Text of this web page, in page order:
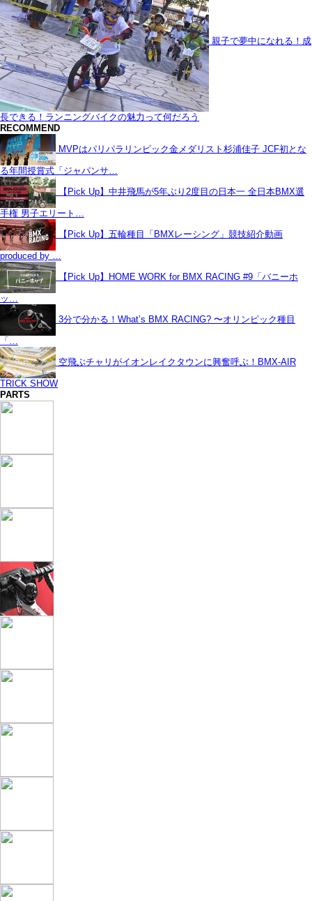
親子で夢中になれる！成
長できる！ランニングバイクの魅力って何だろう
RECOMMEND
MVPはパリパラリンピック金メダリスト杉浦佳子 JCF初とな
る年間授賞式「ジャパンサ…
【Pick Up】中井飛馬が5年ぶり2度目の日本一 全日本BMX選
手権 男子エリート…
【Pick Up】五輪種目「BMXレーシング」競技紹介動画
produced by …
【Pick Up】HOME WORK for BMX RACING #9「バニーホ
ッ…
3分で分かる！What’s BMX RACING? 〜オリンピック種目
「…
空飛ぶチャリがイオンレイクタウンに興奮呼ぶ！BMX-AIR
TRICK SHOW
PARTS